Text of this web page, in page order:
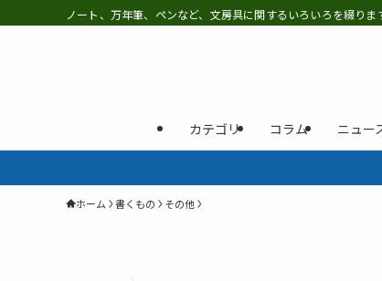
ノート、万年筆、ペンなど、文房具に関するいろいろを綴り
カテゴリ コラム ニュー
ホーム 書くもの その他